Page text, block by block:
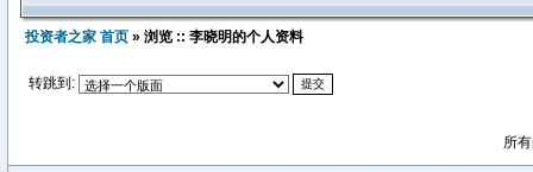
投资者之家 首页 » 浏览 :: 李晓明的个人资料
转跳到:
所